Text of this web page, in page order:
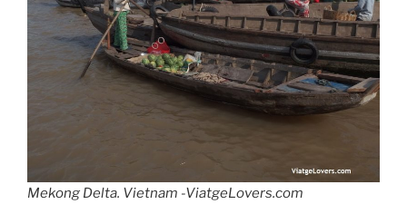
Mekong Delta. Vietnam -ViatgeLovers.com